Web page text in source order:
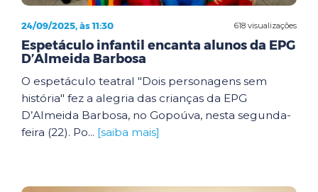
618 visualizações
24/09/2025, às 11:30
Espetáculo infantil encanta alunos da EPG
D’Almeida Barbosa
O espetáculo teatral "Dois personagens sem
história" fez a alegria das crianças da EPG
D’Almeida Barbosa, no Gopoúva, nesta segunda-
feira (22). Po... [saiba mais]